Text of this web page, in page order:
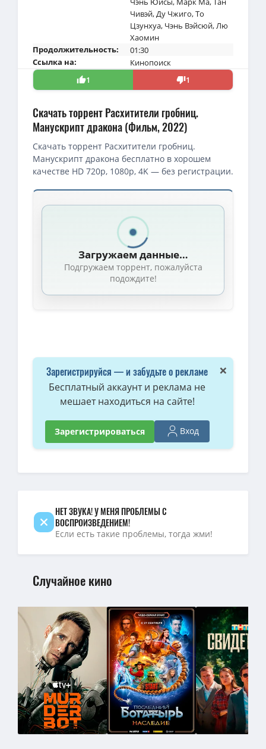
Чивэй,Ду Чжиго,То
Цзунхуа, Чэнь Вэйсюй,Лю
Хаомин
Продолжительность:
01:30
Ссылка на:
Кинопоиск
1
1
Скачать торрент Расхитители гробниц.
Манускрипт дракона (Фильм, 2022)
Скачать торрент Расхитители гробниц.
Манускрипт дракона бесплатно в хорошем
качестве HD 720p, 1080p, 4K — без регистрации.
Скачать торрент — Расхитители гробниц. Манускрипт
1080p — Расхитители гробниц. Манускрипт дракона / Long
1080p — Расхитители гробниц. Манускрипт дракона / Long
1080p — Расхитители гробниц. Манускрипт дракона / Long
1080p — Расхитители гробниц. Манускрипт дракона / Long
1080p — Расхитители гробниц. Манускрипт дракона / Long
Загружаем данные…
Подгружаем торрент, пожалуйста
подождите!
×
Зарегистрируйся — и забудьте о рекламе
Бесплатный аккаунт и реклама не
мешает находиться на сайте!
Зарегистрироваться Вход
НЕТ ЗВУКА! У МЕНЯ ПРОБЛЕМЫ С
ВОСПРОИЗВЕДЕНИЕМ!
Если есть такие проблемы, тогда жми!
Случайное кино